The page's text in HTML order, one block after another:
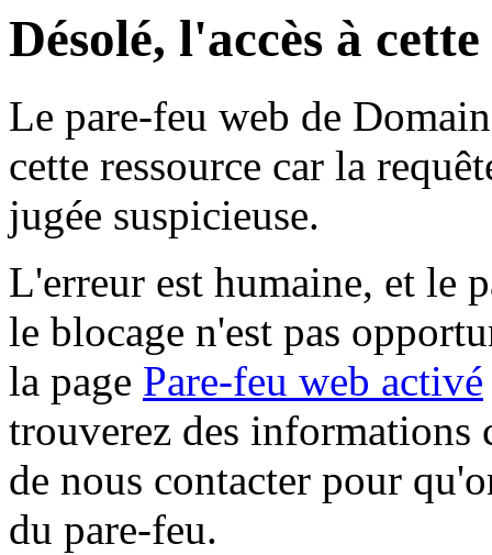
Désolé, l'accès à
Le pare-feu web de
cette ressource car la
jugée suspicieuse.
L'erreur est humaine, et le
le blocage n'est pas
la page Pare-feu web activé
trouverez des informations
de nous contacter pour
du pare-feu.